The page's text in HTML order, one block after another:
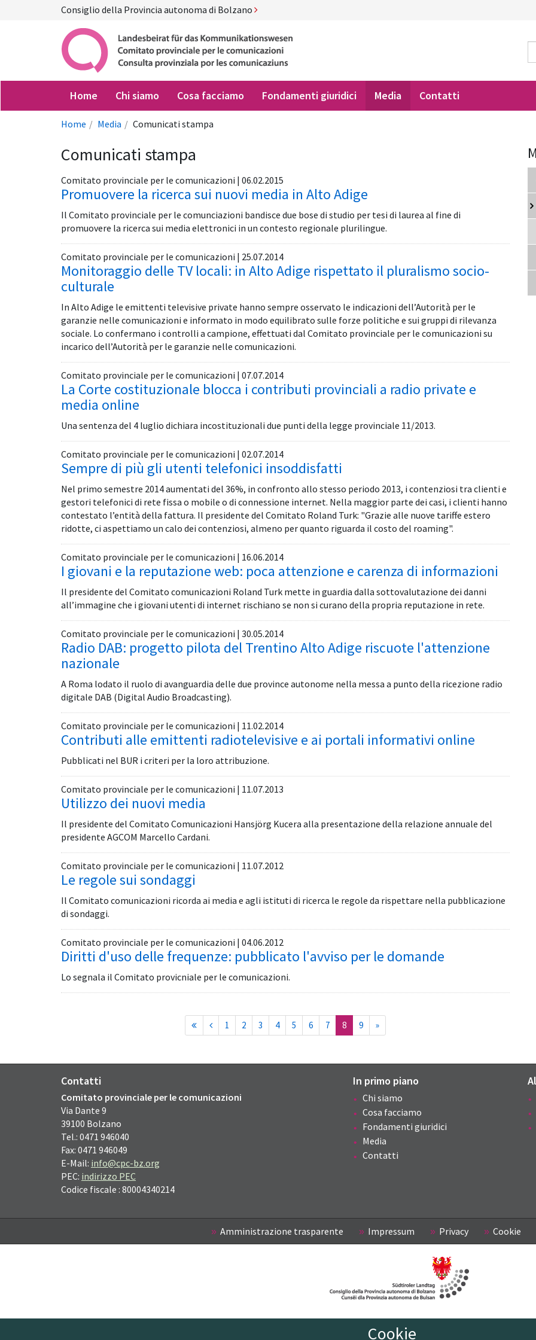
Consiglio della Provincia autonoma di Bolzano
Home Chi siamo Cosa facciamo Fondamenti giuridici Media Contatti
Home Media Comunicati stampa
Comunicati stampa
Comitato provinciale per le comunicazioni | 06.02.2015
Promuovere la ricerca sui nuovi media in Alto Adige
Il Comitato provinciale per le comunciazioni bandisce due bose di studio per tesi di laurea al fine di
promuovere la ricerca sui media elettronici in un contesto regionale plurilingue.
Comitato provinciale per le comunicazioni | 25.07.2014
Monitoraggio delle TV locali: in Alto Adige rispettato il pluralismo socio-
culturale
In Alto Adige le emittenti televisive private hanno sempre osservato le indicazioni dell’Autorità per le
garanzie nelle comunicazioni e informato in modo equilibrato sulle forze politiche e sui gruppi di rilevanza
sociale. Lo confermano i controlli a campione, effettuati dal Comitato provinciale per le comunicazioni su
incarico dell’Autorità per le garanzie nelle comunicazioni.
Comitato provinciale per le comunicazioni | 07.07.2014
La Corte costituzionale blocca i contributi provinciali a radio private e
media online
Una sentenza del 4 luglio dichiara incostituzionali due punti della legge provinciale 11/2013.
Comitato provinciale per le comunicazioni | 02.07.2014
Sempre di più gli utenti telefonici insoddisfatti
Nel primo semestre 2014 aumentati del 36%, in confronto allo stesso periodo 2013, i contenziosi tra clienti e
gestori telefonici di rete fissa o mobile o di connessione internet. Nella maggior parte dei casi, i clienti hanno
contestato l’entità della fattura. Il presidente del Comitato Roland Turk: "Grazie alle nuove tariffe estero
ridotte, ci aspettiamo un calo dei contenziosi, almeno per quanto riguarda il costo del roaming".
Comitato provinciale per le comunicazioni | 16.06.2014
I giovani e la reputazione web: poca attenzione e carenza di informazioni
Il presidente del Comitato comunicazioni Roland Turk mette in guardia dalla sottovalutazione dei danni
all’immagine che i giovani utenti di internet rischiano se non si curano della propria reputazione in rete.
Comitato provinciale per le comunicazioni | 30.05.2014
Radio DAB: progetto pilota del Trentino Alto Adige riscuote l'attenzione
nazionale
A Roma lodato il ruolo di avanguardia delle due province autonome nella messa a punto della ricezione radio
digitale DAB (Digital Audio Broadcasting).
Comitato provinciale per le comunicazioni | 11.02.2014
Contributi alle emittenti radiotelevisive e ai portali informativi online
Pubblicati nel BUR i criteri per la loro attribuzione.
Comitato provinciale per le comunicazioni | 11.07.2013
Utilizzo dei nuovi media
Il presidente del Comitato Comunicazioni Hansjörg Kucera alla presentazione della relazione annuale del
presidente AGCOM Marcello Cardani.
Comitato provinciale per le comunicazioni | 11.07.2012
Le regole sui sondaggi
Il Comitato comunicazioni ricorda ai media e agli istituti di ricerca le regole da rispettare nella pubblicazione
di sondaggi.
Comitato provinciale per le comunicazioni | 04.06.2012
Diritti d'uso delle frequenze: pubblicato l'avviso per le domande
Lo segnala il Comitato provicniale per le comunicazioni.
1 2 3 4 5 6 7 8(current)
9 »
Contatti
Comitato provinciale per le comunicazioni
Via Dante 9
39100 Bolzano
Tel.: 0471 946040
Fax: 0471 946049
E-Mail: info@cpc-bz.org
PEC: indirizzo PEC
Codice fiscale : 80004340214
In primo piano
Chi siamo
Cosa facciamo
Fondamenti giuridici
Media
Contatti
Amministrazione trasparente Impressum Privacy Cookie
Cookie